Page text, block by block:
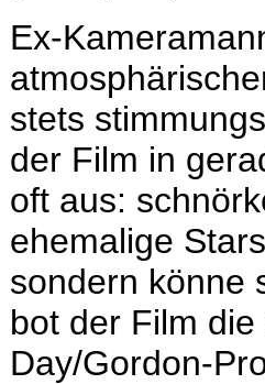
Ex-
stets
der Film in
oft aus:
ehemalige
sondern könne
bot der Film
Day/Gordon-